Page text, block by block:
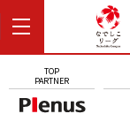
TOP
PARTNER